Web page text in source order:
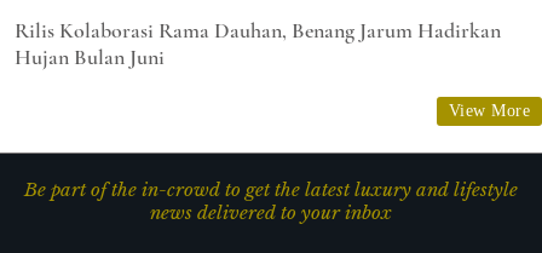
Rilis Kolaborasi Rama Dauhan, Benang Jarum Hadirkan
Hujan Bulan Juni
View More
Be part of the in-crowd to get the latest luxury and lifestyle
news delivered to your inbox